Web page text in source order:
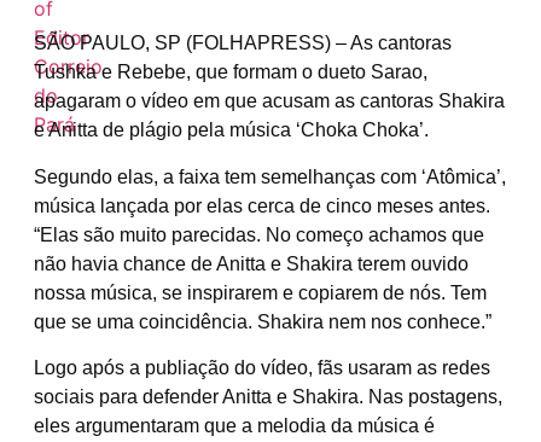
SÃO PAULO, SP (FOLHAPRESS) – As cantoras
Tushka e Rebebe, que formam o dueto Sarao,
apagaram o vídeo em que acusam as cantoras Shakira
e Anitta de plágio pela música ‘Choka Choka’.
Segundo elas, a faixa tem semelhanças com ‘Atômica’,
música lançada por elas cerca de cinco meses antes.
“Elas são muito parecidas. No começo achamos que
não havia chance de Anitta e Shakira terem ouvido
nossa música, se inspirarem e copiarem de nós. Tem
que se uma coincidência. Shakira nem nos conhece.”
Logo após a publiação do vídeo, fãs usaram as redes
sociais para defender Anitta e Shakira. Nas postagens,
eles argumentaram que a melodia da música é